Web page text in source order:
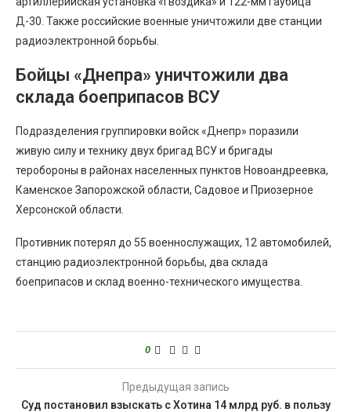
Д-30. Также российские военные уничтожили две станции
радиоэлектронной борьбы.
Бойцы «Днепра» уничтожили два
склада боеприпасов ВСУ
Подразделения группировки войск «Днепр» поразили
живую силу и технику двух бригад ВСУ и бригады
теробороны в районах населенных пунктов Новоандреевка,
Каменское Запорожской области, Садовое и Приозерное
Херсонской области.
Противник потерял до 55 военнослужащих, 12 автомобилей,
станцию радиоэлектронной борьбы, два склада
боеприпасов и склад военно-технического имущества.
0
Предыдущая запись
Суд постановил взыскать с Хотина 14 млрд руб. в пользу